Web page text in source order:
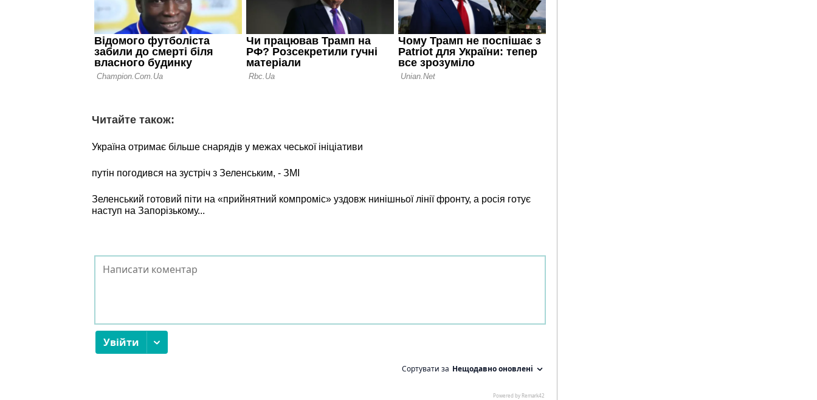
Читайте також:
Україна отримає більше снарядів у межах чеської ініціативи
путін погодився на зустріч з Зеленським, - ЗМІ
Зеленський готовий піти на «прийнятний компроміс» уздовж нинішньої лінії фронту, а росія готує
наступ на Запорізькому...